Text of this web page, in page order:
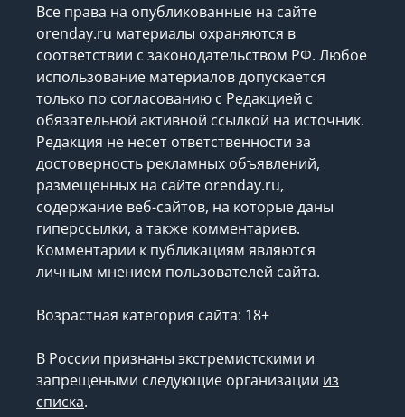
Все права на опубликованные на сайте
orenday.ru материалы охраняются в
соответствии с законодательством РФ. Любое
использование материалов допускается
только по согласованию с Редакцией с
обязательной активной ссылкой на источник.
Редакция не несет ответственности за
достоверность рекламных объявлений,
размещенных на сайте orenday.ru,
содержание веб-сайтов, на которые даны
гиперссылки, а также комментариев.
Комментарии к публикациям являются
личным мнением пользователей сайта.
Возрастная категория сайта: 18+
В России признаны экстремистскими и
запрещеными следующие организации из
списка.